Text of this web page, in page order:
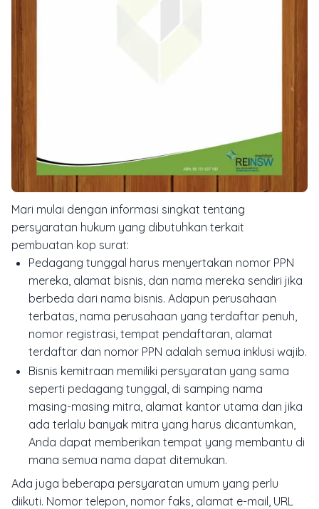
Mari mulai dengan informasi singkat tentang
persyaratan hukum yang dibutuhkan terkait
pembuatan kop surat:
Pedagang tunggal harus menyertakan nomor PPN
mereka, alamat bisnis, dan nama mereka sendiri jika
berbeda dari nama bisnis. Adapun perusahaan
terbatas, nama perusahaan yang terdaftar penuh,
nomor registrasi, tempat pendaftaran, alamat
terdaftar dan nomor PPN adalah semua inklusi wajib.
Bisnis kemitraan memiliki persyaratan yang sama
seperti pedagang tunggal, di samping nama
masing-masing mitra, alamat kantor utama dan jika
ada terlalu banyak mitra yang harus dicantumkan,
Anda dapat memberikan tempat yang membantu di
mana semua nama dapat ditemukan.
Ada juga beberapa persyaratan umum yang perlu
diikuti. Nomor telepon, nomor faks, alamat e-mail, URL